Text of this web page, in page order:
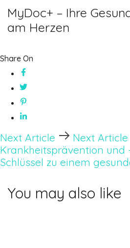
MyDoc+ – Ihre
am Herzen
Share On
Next Article
Next Article
Krankheitsprävention und
Schlüssel zu einem
You may also like